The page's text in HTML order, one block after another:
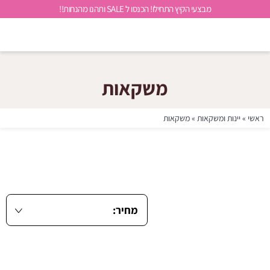
מבצעי הקיץ התחילו! הכנסו ל SALE ותהנו מהנחות!!
משקאות
ראשי »יינות ומשקאות »משקאות